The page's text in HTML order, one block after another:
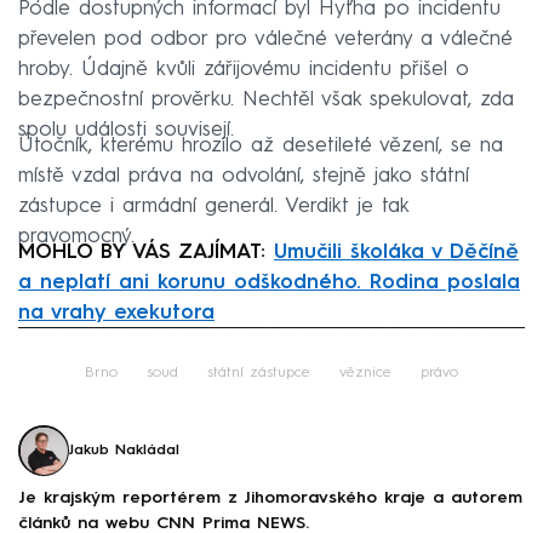
Podle dostupných informací byl Hyťha po incidentu
převelen pod odbor pro válečné veterány a válečné
hroby. Údajně kvůli zářijovému incidentu přišel o
bezpečnostní prověrku. Nechtěl však spekulovat, zda
spolu události souvisejí.
Útočník, kterému hrozilo až desetileté vězení, se na
místě vzdal práva na odvolání, stejně jako státní
zástupce i armádní generál. Verdikt je tak
pravomocný.
MOHLO BY VÁS ZAJÍMAT: Umučili školáka v Děčíně
a neplatí ani korunu odškodného. Rodina poslala
na vrahy exekutora
Brno soud státní zástupce věznice právo
Jakub Nakládal
Je krajským reportérem z Jihomoravského kraje a autorem
článků na webu CNN Prima NEWS.